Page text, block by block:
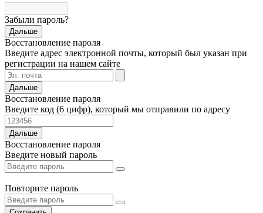
Забыли пароль?
Дальше
Восстановление пароля
Введите адрес электронной почты, который был указан при
регистрации на нашем сайте
Дальше
Восстановление пароля
Введите код (6 цифр), который мы отправили по адресу
Дальше
Восстановление пароля
Введите новый пароль
Повторите пароль